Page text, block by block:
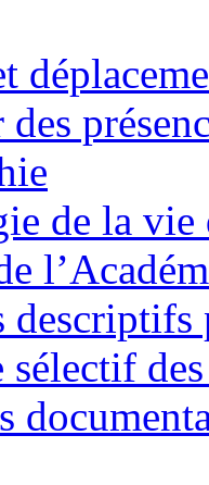
de la vie
descriptifs
sélectif